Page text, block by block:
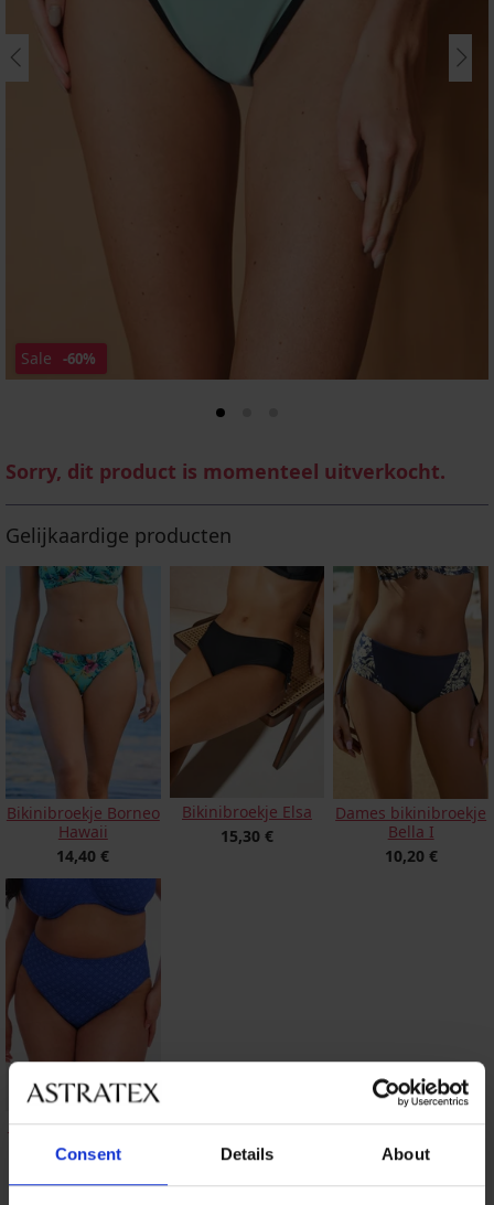
Consent Details About
Sale -60%
Sorry, dit product is momenteel uitverkocht.
Gelijkaardige producten
Bikinibroekje Borneo
Hawaii
14,40 €
Bikinibroekje Elsa
15,30 €
Dames bikinibroekje
Bella I
10,20 €
Dames bikinibroekje
Elomi Bazaruto
13,50 €